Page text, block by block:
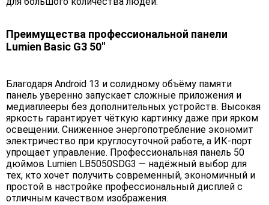
Преимущества профессиональной панели
Lumien Basic G3 50"
Благодаря Android 13 и солидному объёму памяти
панель уверенно запускает сложные приложения и
медиаплееры без дополнительных устройств. Высокая
яркость гарантирует чёткую картинку даже при ярком
освещении. Сниженное энергопотребление экономит
электричество при круглосуточной работе, а ИК-порт
упрощает управление. Профессиональная панель 50
дюймов Lumien LB5050SDG3 — надёжный выбор для
тех, кто хочет получить современный, экономичный и
простой в настройке профессиональный дисплей с
отличным качеством изображения.